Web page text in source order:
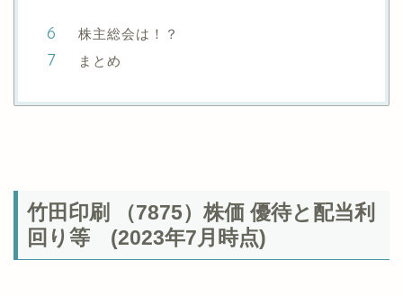
株主総会は！？
まとめ
竹田印刷 （7875）株価 優待と配当利
回り等 (2023年7月時点)